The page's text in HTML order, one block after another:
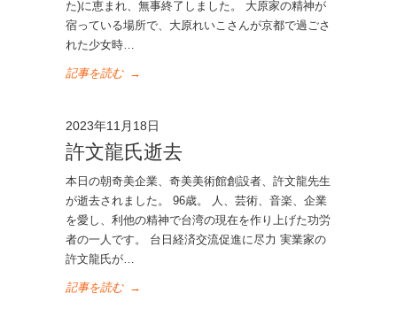
た)に恵まれ、無事終了しました。 大原家の精神が
宿っている場所で、大原れいこさんが京都で過ごさ
れた少女時…
記事を読む →
2023年11月18日
許文龍氏逝去
本日の朝奇美企業、奇美美術館創設者、許文龍先生
が逝去されました。 96歳。 人、芸術、音楽、企業
を愛し、利他の精神で台湾の現在を作り上げた功労
者の一人です。 台日経済交流促進に尽力 実業家の
許文龍氏が…
記事を読む →